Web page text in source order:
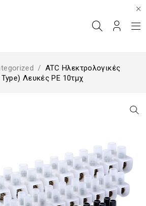
/ ATC Ηλεκτρολογικές
Λευκές PE 10τμχ